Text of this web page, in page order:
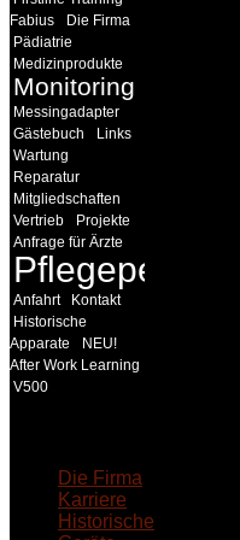
Fabius
Die Firma
Pädiatrie
Medizinprodukte
Monitoring
Messingadapter
Gästebuch
Links
Wartung
Reparatur
Mitgliedschaften
Vertrieb
Projekte
Anfrage für Ärzte
Pflegepersonal
Anfahrt
Kontakt
Historische
Apparate
NEU!
After Work Learning
V500
Die Firma
Karriere
Historische